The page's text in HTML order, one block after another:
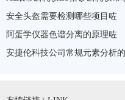
安全头盔需要检测哪些项目咗
阿蛋学仪器色谱分离的原理咗
安捷伦科技公司常规元素分析